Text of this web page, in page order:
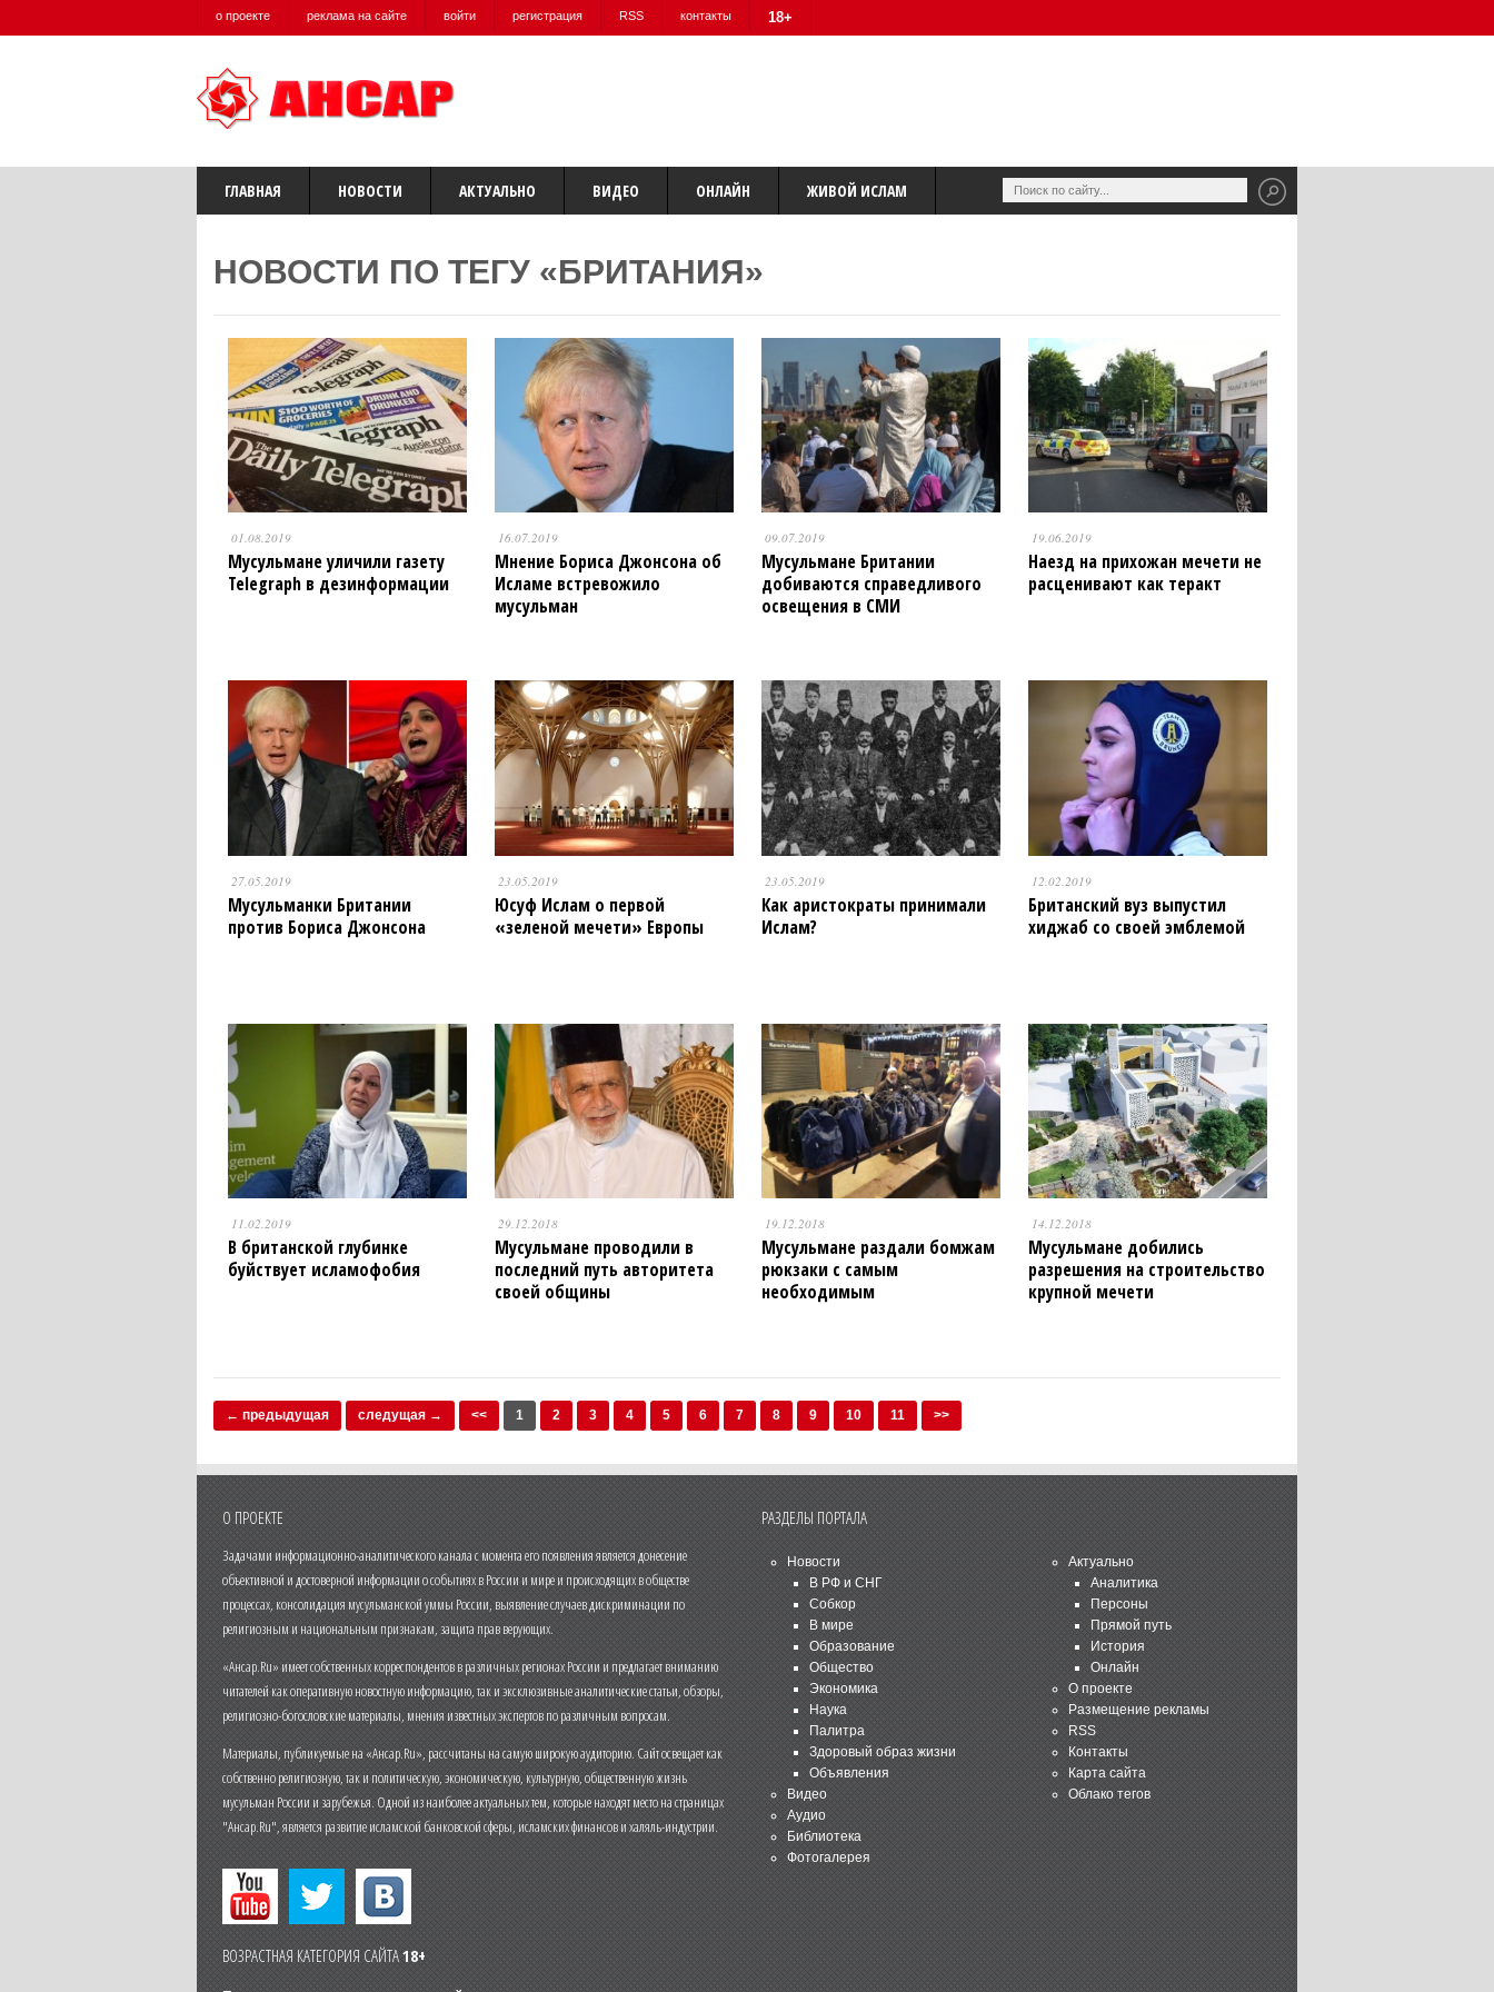
о проекте реклама на сайте войти регистрация RSS контакты 18+
ГЛАВНАЯ НОВОСТИ АКТУАЛЬНО ВИДЕО ОНЛАЙН ЖИВОЙ ИСЛАМ
НОВОСТИ ПО ТЕГУ «БРИТАНИЯ»
01.08.2019
Мусульмане уличили газету
Telegraph в дезинформации
16.07.2019
Мнение Бориса Джонсона об
Исламе встревожило
мусульман
09.07.2019
Мусульмане Британии
добиваются справедливого
освещения в СМИ
19.06.2019
Наезд на прихожан мечети не
расценивают как теракт
27.05.2019
Мусульманки Британии
против Бориса Джонсона
23.05.2019
Юсуф Ислам о первой
«зеленой мечети» Европы
23.05.2019
Как аристократы принимали
Ислам?
12.02.2019
Британский вуз выпустил
хиджаб со своей эмблемой
11.02.2019
В британской глубинке
буйствует исламофобия
29.12.2018
Мусульмане проводили в
последний путь авторитета
своей общины
19.12.2018
Мусульмане раздали бомжам
рюкзаки с самым
необходимым
14.12.2018
Мусульмане добились
разрешения на строительство
крупной мечети
← предыдущая следущая → << 1 2 3 4 5 6 7 8 9 10 11 >>
О ПРОЕКТЕ
Задачами информационно-аналитического канала с момента его появления является донесение
объективной и достоверной информации о событиях в России и мире и происходящих в обществе
процессах, консолидация мусульманской уммы России, выявление случаев дискриминации по
религиозным и национальным признакам, защита прав верующих.
«Ансар.Ru» имеет собственных корреспондентов в различных регионах России и предлагает вниманию
читателей как оперативную новостную информацию, так и эксклюзивные аналитические статьи, обзоры,
религиозно-богословские материалы, мнения известных экспертов по различным вопросам.
Материалы, публикуемые на «Ансар.Ru», рассчитаны на самую широкую аудиторию. Сайт освещает как
собственно религиозную, так и политическую, экономическую, культурную, общественную жизнь
мусульман России и зарубежья. Одной из наиболее актуальных тем, которые находят место на страницах
"Ансар.Ru", является развитие исламской банковской сферы, исламских финансов и халяль-индустрии.
ВОЗРАСТНАЯ КАТЕГОРИЯ САЙТА18+
РАЗДЕЛЫ ПОРТАЛА
Новости
В РФ и СНГ
Собкор
В мире
Образование
Общество
Экономика
Наука
Палитра
Здоровый образ жизни
Объявления
Видео
Аудио
Библиотека
Фотогалерея
Актуально
Аналитика
Персоны
Прямой путь
История
Онлайн
О проекте
Размещение рекламы
RSS
Контакты
Карта сайта
Облако тегов